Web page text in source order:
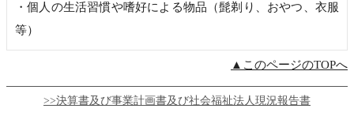
・個人の生活習慣や嗜好による物品（髭剃り、おやつ、衣服
等）
▲このページのTOPへ
>>決算書及び事業計画書及び社会福祉法人現況報告書